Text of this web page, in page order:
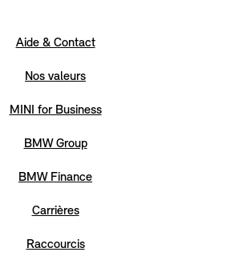
Aide & Contact
Nos valeurs
MINI for Business
BMW Group
BMW Finance
Carrières
Raccourcis